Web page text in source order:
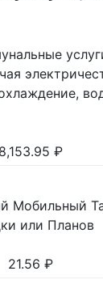
8,153.95 ₽
Мобильный
или Планов
21.56 ₽